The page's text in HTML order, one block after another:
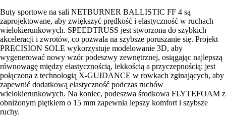
Buty sportowe na sali NETBURNER BALLISTIC FF 4 są
zaprojektowane, aby zwiększyć prędkość i elastyczność w ruchach
wielokierunkowych. SPEEDTRUSS jest stworzona do szybkich
akceleracji i zwrotów, co pozwala na szybsze poruszanie się. Projekt
PRECISION SOLE wykorzystuje modelowanie 3D, aby
wygenerować nowy wzór podeszwy zewnętrznej, osiągając najlepszą
równowagę między elastycznością, lekkością a przyczepnością; jest
połączona z technologią X-GUIDANCE w rowkach zginających, aby
zapewnić dodatkową elastyczność podczas ruchów
wielokierunkowych. Na koniec, podeszwa środkowa FLYTEFOAM z
obniżonym piętkiem o 15 mm zapewnia lepszy komfort i szybsze
ruchy.